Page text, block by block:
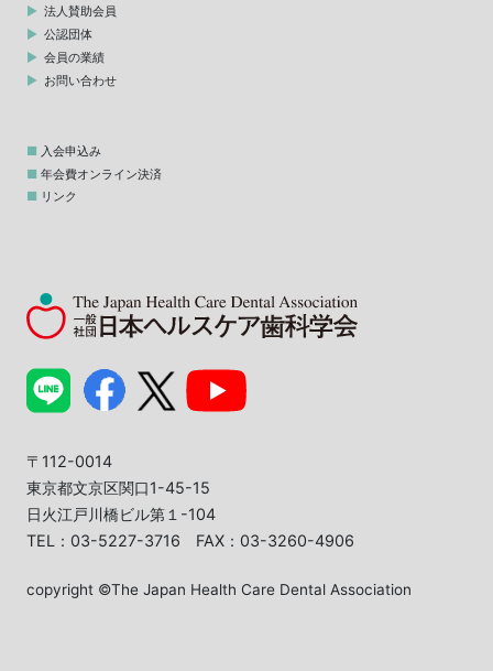
法人賛助会員
公認団体
会員の業績
お問い合わせ
入会申込み
年会費オンライン決済
リンク
〒112-0014
東京都文京区関口1-45-15
日火江戸川橋ビル第１-104
TEL：03-5227-3716 FAX：03-3260-4906
copyright ©The Japan Health Care Dental Association